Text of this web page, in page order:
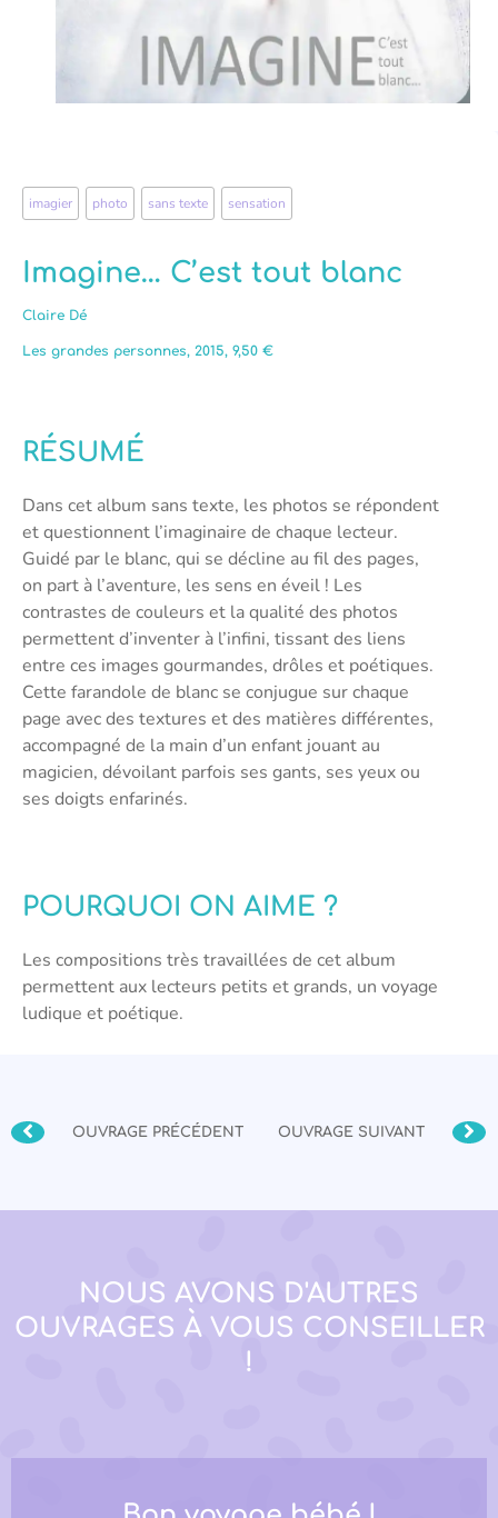
imagier photo sans texte sensation
Imagine… C’est tout blanc
Claire Dé
Les grandes personnes, 2015, 9,50 €
RÉSUMÉ
Dans cet album sans texte, les photos se répondent
et questionnent l’imaginaire de chaque lecteur.
Guidé par le blanc, qui se décline au fil des pages,
on part à l’aventure, les sens en éveil ! Les
contrastes de couleurs et la qualité des photos
permettent d’inventer à l’infini, tissant des liens
entre ces images gourmandes, drôles et poétiques.
Cette farandole de blanc se conjugue sur chaque
page avec des textures et des matières différentes,
accompagné de la main d’un enfant jouant au
magicien, dévoilant parfois ses gants, ses yeux ou
ses doigts enfarinés.
POURQUOI ON AIME ?
Les compositions très travaillées de cet album
permettent aux lecteurs petits et grands, un voyage
ludique et poétique.
OUVRAGE PRÉCÉDENT OUVRAGE SUIVANT
NOUS AVONS D'AUTRES
OUVRAGES À VOUS CONSEILLER
!